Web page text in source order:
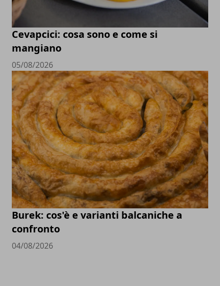
Cevapcici: cosa sono e come si
mangiano
05/08/2026
Burek: cos'è e varianti balcaniche a
confronto
04/08/2026